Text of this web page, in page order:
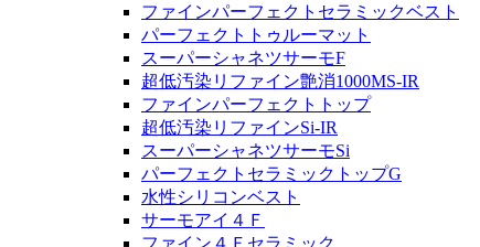
ファインパーフェクトセラミックベスト
パーフェクトトゥルーマット
スーパーシャネツサーモF
超低汚染リファイン艶消1000MS-IR
ファインパーフェクトトップ
超低汚染リファインSi-IR
スーパーシャネツサーモSi
パーフェクトセラミックトップG
水性シリコンベスト
サーモアイ４Ｆ